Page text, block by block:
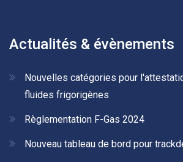
Actualités & évènements
Nouvelles catégories pour
fluides frigorigènes
Règlementation F-Gas 2024
Nouveau tableau de bord pour